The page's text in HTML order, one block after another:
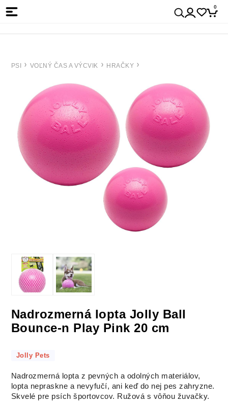
0
PSI VOĽNÝ ČAS A VÝCVIK HRAČKY
Nadrozmerná lopta Jolly Ball
Bounce-n Play Pink 20 cm
Jolly Pets
Nadrozmerná lopta z pevných a odolných materiálov,
lopta nepraskne a nevyfučí, ani keď do nej pes zahryzne.
Skvelé pre psích športovcov. Ružová s vôňou žuvačky.